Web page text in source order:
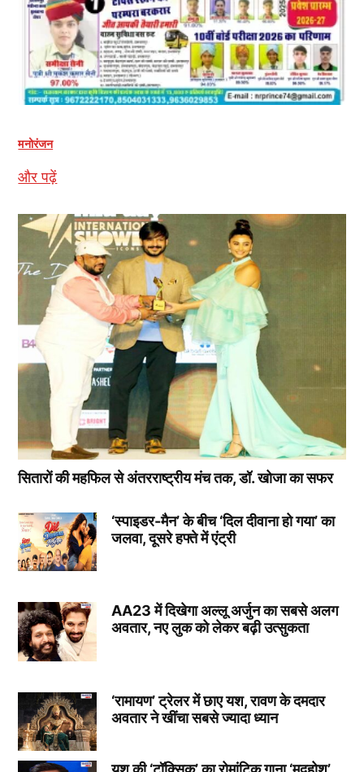
मनोरंजन
और पढ़ें
सितारों की महफिल से अंतरराष्ट्रीय मंच तक, डॉ. खोजा का सफर
‘स्पाइडर-मैन’ के बीच ‘दिल दीवाना हो गया’ का
जलवा, दूसरे हफ्ते में एंट्री
AA23 में दिखेगा अल्लू अर्जुन का सबसे अलग
अवतार, नए लुक को लेकर बढ़ी उत्सुकता
‘रामायण’ ट्रेलर में छाए यश, रावण के दमदार
अवतार ने खींचा सबसे ज्यादा ध्यान